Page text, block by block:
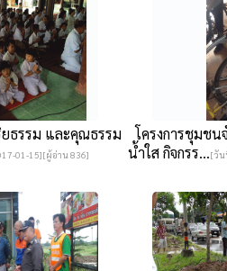
ธรรม และคุณธรรม
01-15][ผู้อ่าน 836]
โครงการชุมช
น้ำใส กิจกรร...[วัน